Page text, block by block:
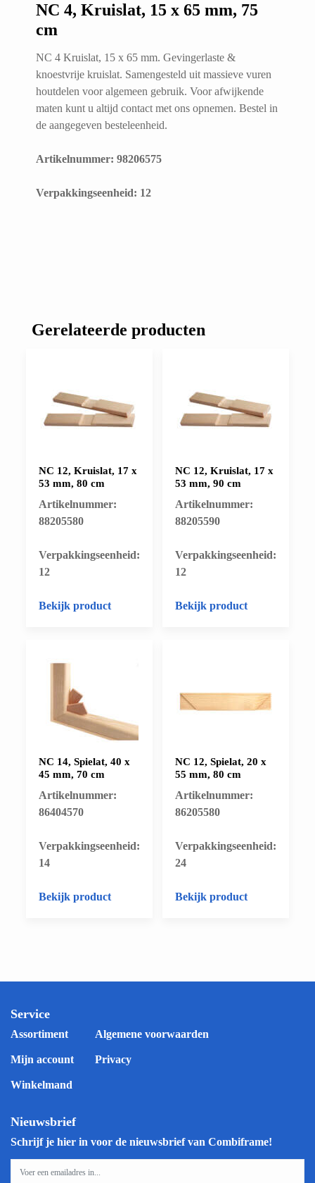
NC 4, Kruislat, 15 x 65 mm, 75
cm
NC 4 Kruislat, 15 x 65 mm. Gevingerlaste &
knoestvrije kruislat. Samengesteld uit massieve vuren
houtdelen voor algemeen gebruik. Voor afwijkende
maten kunt u altijd contact met ons opnemen. Bestel in
de aangegeven besteleenheid.
Artikelnummer: 98206575
​Verpakkingseenheid: 12
Gerelateerde producten
NC 12, Kruislat, 17 x
53 mm, 80 cm
Artikelnummer:
88205580
​Verpakkingseenheid:
12
Bekijk product
NC 12, Kruislat, 17 x
53 mm, 90 cm
Artikelnummer:
88205590
​Verpakkingseenheid:
12
Bekijk product
NC 14, Spielat, 40 x
45 mm, 70 cm
Artikelnummer:
86404570
​Verpakkingseenheid:
14
Bekijk product
NC 12, Spielat, 20 x
55 mm, 80 cm
Artikelnummer:
86205580
​Verpakkingseenheid:
24
Bekijk product
Service
Assortiment
Mijn account
Winkelmand
Algemene voorwaarden
Privacy
Nieuwsbrief
Schrijf je hier in voor de nieuwsbrief van Combiframe!